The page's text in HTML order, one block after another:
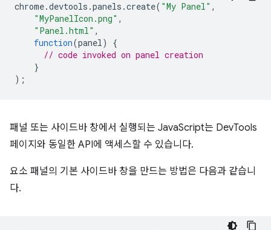
chrome.devtools .panels .create( "My Panel" ,
"MyPanelIcon.png" ,
"Panel.html" ,
function(panel)
{
// code invoked on panel creation
}
);
패널 또는 사이드바 창에서 실행되는 JavaScript는 DevTools
페이지와 동일한 API에 액세스할 수 있습니다.
요소 패널의 기본 사이드바 창을 만드는 방법은 다음과 같습니
다.